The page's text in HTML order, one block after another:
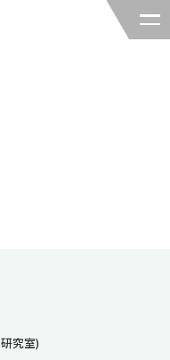
大学院大学
究室)